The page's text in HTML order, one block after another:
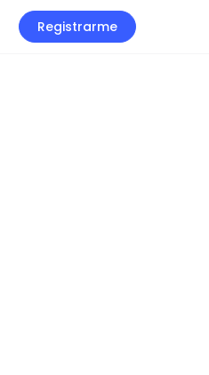
Registrarme